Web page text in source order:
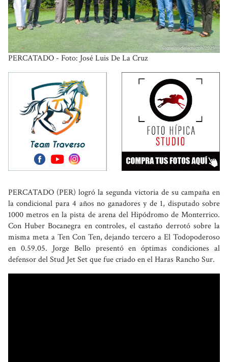
PERCATADO - Foto: José Luis De La Cruz
PERCATADO (PER) logró la segunda victoria de su campaña en
la condicional para 4 años no ganadores y de 1, disputado sobre
1000 metros en la pista de arena del Hipódromo de Monterrico.
Con Huber Bocanegra en controles, el castaño derrotó sobre la
misma meta a Ten Con Ten, dejando tercero a El Todopoderoso
en 0.59.05. Jorge Bello presentó en óptimas condiciones al
defensor del Stud Jet Set que fue criado en el Haras Rancho Sur.